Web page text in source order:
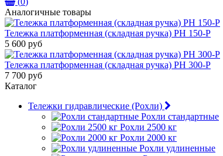
Аналогичные товары
Тележка платформенная (складная ручка) PH 150-P
5 600 руб
Тележка платформенная (складная ручка) PH 300-P
7 700 руб
Каталог
Тележки гидравлические (Рохли)
Рохли стандартные
Рохли 2500 кг
Рохли 2000 кг
Рохли удлиненные